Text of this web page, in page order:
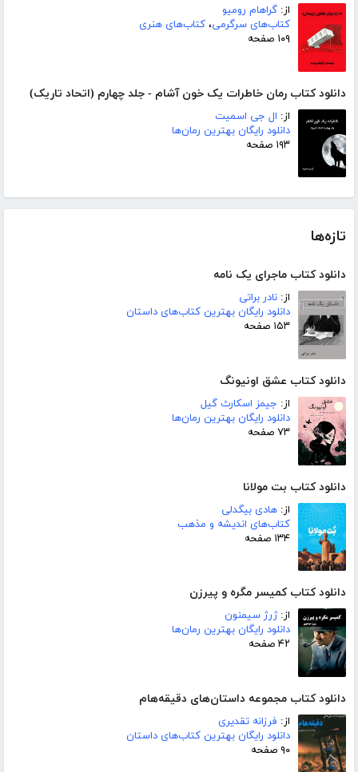
از: گراهام رومیو
کتاب‌های سرگرمی، کتاب‌های هنری
۱۰۹ صفحه
دانلود کتاب رمان خاطرات یک خون آشام - جلد چهارم (اتحاد تاریک)
از: ال جی اسمیت
دانلود رایگان بهترین رمان‌ها
۱۹۳ صفحه
تازه‌ها
دانلود کتاب ماجرای یک نامه
از: نادر براتی
دانلود رایگان بهترین کتاب‌های داستان
۱۵۳ صفحه
دانلود کتاب عشق اونیونگ
از: جیمز اسکارث گیل
دانلود رایگان بهترین رمان‌ها
۷۳ صفحه
دانلود کتاب بت مولانا
از: هادی بیگدلی
کتاب‌های اندیشه و مذهب
۱۳۴ صفحه
دانلود کتاب کمیسر مگره و پیرزن
از:ژرژ سیمنون
دانلود رایگان بهترین رمان‌ها
۴۲ صفحه
دانلود کتاب مجموعه داستان‌های دقیقه‌هام
از: فرزانه تقدیری
دانلود رایگان بهترین کتاب‌های داستان
۹۰ صفحه